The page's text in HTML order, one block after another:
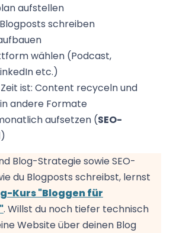
aufstellen
schreiben
wählen (Podcast,
etc.)
ist: Content recyceln und
andere Formate
aufsetzen (SEO-
)
Blog-Strategie sowie SEO-
du Blogposts schreibst, lernst
Kurs "Bloggen für
. Willst du noch tiefer technisch
Website über deinen Blog